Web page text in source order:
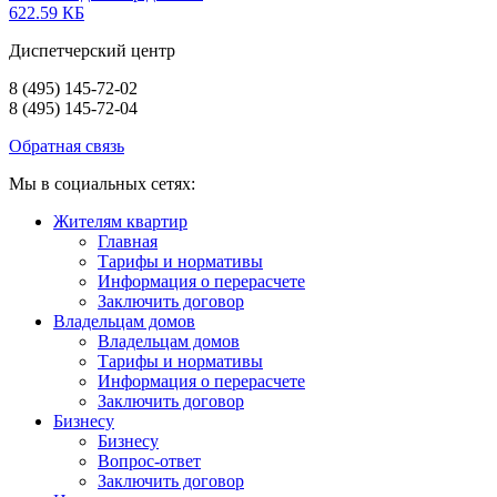
622.59 КБ
Диспетчерский центр
8 (495) 145-72-02
8 (495) 145-72-04
Обратная связь
Мы в социальных сетях:
Жителям квартир
Главная
Тарифы и нормативы
Информация о перерасчете
Заключить договор
Владельцам домов
Владельцам домов
Тарифы и нормативы
Информация о перерасчете
Заключить договор
Бизнесу
Бизнесу
Вопрос-ответ
Заключить договор